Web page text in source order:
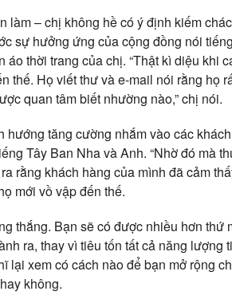
làm – chị không hề có ý định kiếm
sự hưởng ứng của cộng đồng nói
thời trang của chị. “Thật kì diệu khi
thế. Họ viết thư và e-mail nói rằng họ
quan tâm biết nhường nào,” chị nói.
tăng cường nhắm vào các
Tây Ban Nha và Anh. “Nhờ đó mà
rằng khách hàng của mình đã cảm
mới vồ vập đến thế.
thắng. Bạn sẽ có được nhiều hơn thứ
ra, thay vì tiêu tốn tất cả năng lượng
lại xem có cách nào để bạn mở rộng
không.